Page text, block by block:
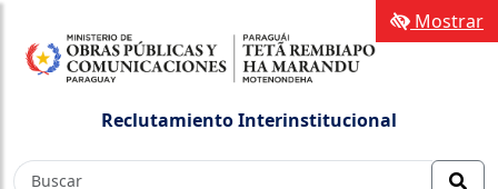
Reclutamiento Interinstitucional
Mostrar